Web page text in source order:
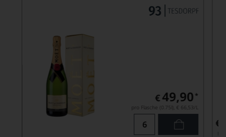
€ 49,90 *
pro Flasche (0.75l), € 66,53 /L
€